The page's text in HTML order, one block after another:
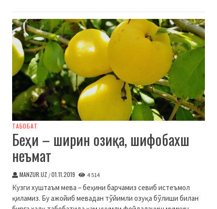
ТАБОБАТ
Беҳи – ширин озиқа, шифобахш
неъмат
MANZUR.UZ /01.11.2019 4 514
Кузги хуштаъм мева – беҳини барчамиз севиб истеъмол
қиламиз. Бу ажойиб мевадан тўйимли озуқа бўлиши билан